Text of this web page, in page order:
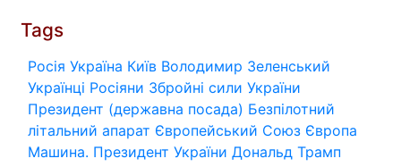
Tags
Росія Україна Київ Володимир Зеленський
Українці Росіяни Збройні сили України
Президент (державна посада) Безпілотний
літальний апарат Європейський Союз Європа
Машина. Президент України Дональд Трамп